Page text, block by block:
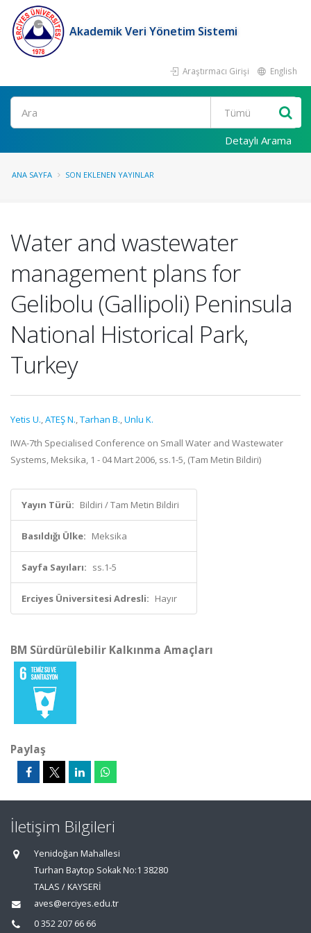
Akademik Veri Yönetim Sistemi
Araştırmacı Girişi English
Ara
Detaylı Arama
ANA SAYFA SON EKLENEN YAYINLAR
Water and wastewater
management plans for
Gelibolu (Gallipoli) Peninsula
National Historical Park,
Turkey
Yetis U.,ATEŞ N.,Tarhan B.,Unlu K.
IWA-7th Specialised Conference on Small Water and Wastewater
Systems, Meksika, 1 - 04 Mart 2006, ss.1-5, (Tam Metin Bildiri)
Yayın Türü: Bildiri / Tam Metin Bildiri
Basıldığı Ülke: Meksika
Sayfa Sayıları: ss.1-5
Erciyes Üniversitesi Adresli: Hayır
BM Sürdürülebilir Kalkınma Amaçları
Paylaş
İletişim Bilgileri
Yenidoğan Mahallesi
Turhan Baytop Sokak No:1 38280
TALAS / KAYSERİ
aves@erciyes.edu.tr
0 352 207 66 66